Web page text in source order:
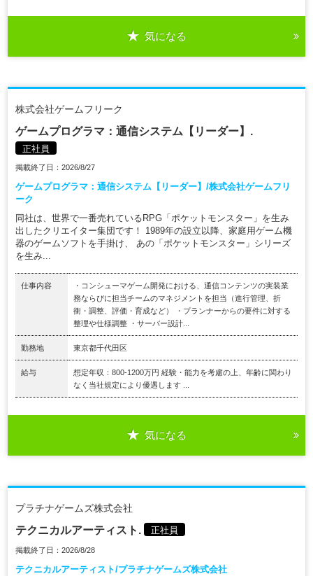
気になる
株式会社ゲームフリーク
ゲームプログラマ：通信システム【リーダー】.
正社員
掲載終了日：2026/8/27
ゲームプログラマ：通信システム【リーダー】/株式会社ゲームフリ
ーク
同社は、世界で一番売れているRPG「ポケットモンスター」を生み
出したクリエイター集団です！ 1989年の設立以降、家庭用ゲーム機
器のゲームソフトを手掛け、 あの「ポケットモンスター」シリーズ
を生み...
仕事内容
・コンシューマゲーム開発における、通信コンテンツの実装業
務ならびに担当チームのマネジメントを担当（進行管理、折
衝・調整、評価・育成など） ・プランナーからの要件に対する
整理や仕様調整 ・サーバー設計...
勤務地 東京都千代田区
給与
想定年収：800-1200万円 経験・能力を考慮の上、年齢に関わり
なく当社規定により優遇します ...
気になる
プラチナゲームズ株式会社
テクニカルアーティスト. 正社員
掲載終了日：2026/8/28
テクニカルアーティスト/プラチナゲームズ株式会社